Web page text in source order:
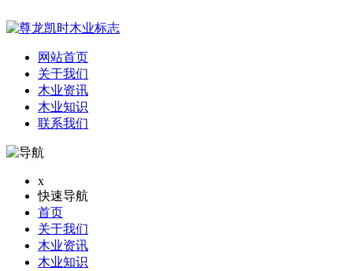
网站首页
关于我们
木业资讯
木业知识
联系我们
x
快速导航
首页
关于我们
木业资讯
木业知识